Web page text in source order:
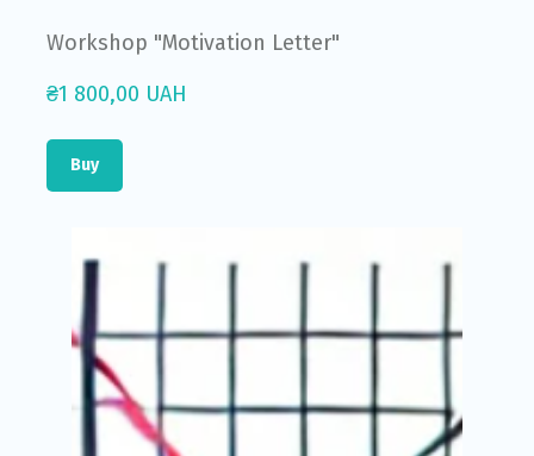
Workshop "Motivation Letter"
₴1 800,00 UAH
Buy